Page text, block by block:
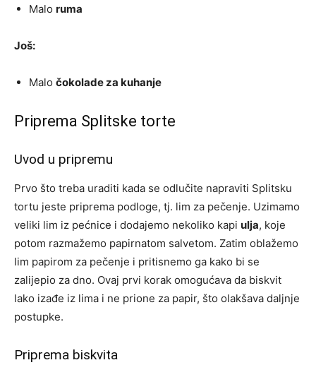
Malo ruma
Još:
Malo čokolade za kuhanje
Priprema Splitske torte
Uvod u pripremu
Prvo što treba uraditi kada se odlučite napraviti Splitsku
tortu jeste priprema podloge, tj. lim za pečenje. Uzimamo
veliki lim iz pećnice i dodajemo nekoliko kapi ulja, koje
potom razmažemo papirnatom salvetom. Zatim oblažemo
lim papirom za pečenje i pritisnemo ga kako bi se
zalijepio za dno. Ovaj prvi korak omogućava da biskvit
lako izađe iz lima i ne prione za papir, što olakšava daljnje
postupke.
Priprema biskvita